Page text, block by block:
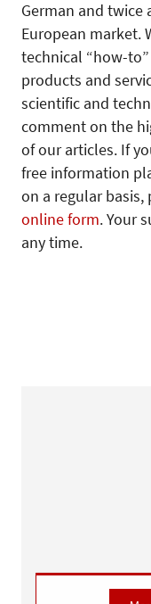
German and twice
European market.
technical “how-
products and
scientific and
comment on the
of our articles. If
free information
on a regular basis,
online form. Your
any time.